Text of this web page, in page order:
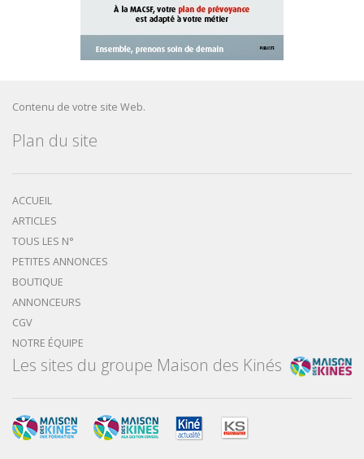
Contenu de votre site Web.
Plan du site
ACCUEIL
ARTICLES
TOUS LES N°
PETITES ANNONCES
BOUTIQUE
ANNONCEURS
CGV
NOTRE ÉQUIPE
Les sites du groupe Maison des Kinés